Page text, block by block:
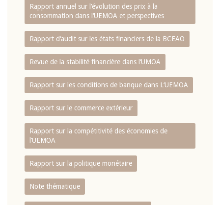
Rapport annuel sur l‘évolution des prix à la
consommation dans l‘UEMOA et perspectives
Rapport d‘audit sur les états financiers de la BCEAO
Revue de la stabilité financière dans l‘UMOA
Rapport sur les conditions de banque dans L‘UEMOA
Rapport sur le commerce extérieur
Rapport sur la compétitivité des économies de
l‘UEMOA
Rapport sur la politique monétaire
Note thématique